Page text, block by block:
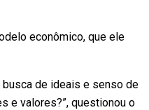
econômico, que ele
busca de ideais e senso de
e valores?”, questionou o